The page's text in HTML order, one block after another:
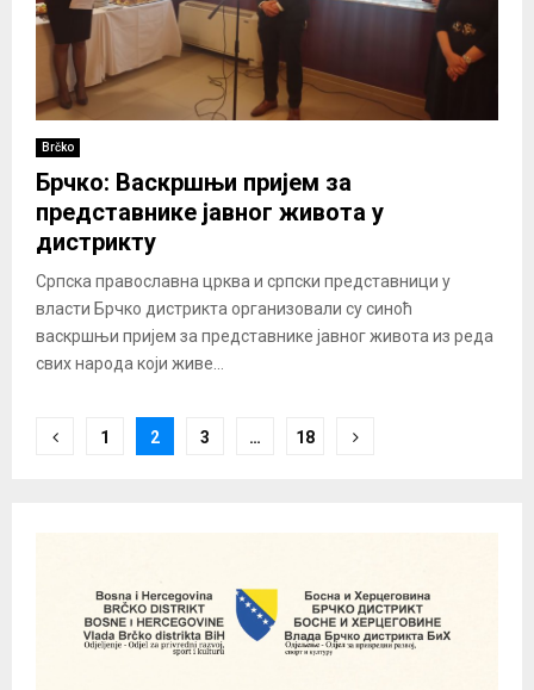
Brčko
Брчко: Васкршњи пријем за
представнике јавног живота у
дистрикту
Српска православна црква и српски представници у
власти Брчко дистрикта организовали су синоћ
васкршњи пријем за представнике јавног живота из реда
свих народа који живе...
Posts
1 2 3 … 18